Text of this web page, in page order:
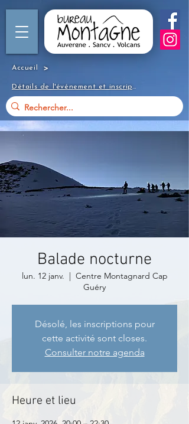
Accueil >
Détails de l'événement et inscription
Balade nocturne
lun. 12 janv.
  |
Centre Montagnard Cap
Guéry
Désolé, les inscriptions pour
cette activité sont closes.
Consulter notre agenda
Heure et lieu